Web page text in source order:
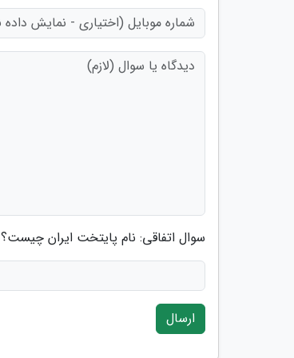
سوال اتفاقی: نام پایتخت ایران چیست؟
ارسال